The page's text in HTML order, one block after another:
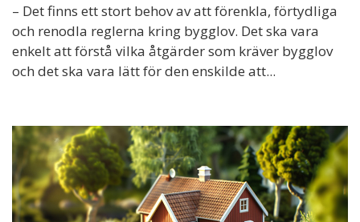
– Det finns ett stort behov av att förenkla, förtydliga
och renodla reglerna kring bygglov. Det ska vara
enkelt att förstå vilka åtgärder som kräver bygglov
och det ska vara lätt för den enskilde att...